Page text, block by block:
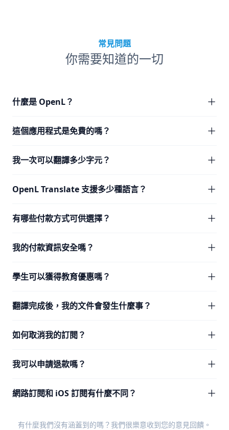
常見問題
你需要知道的一切
什麼是 OpenL？
這個應用程式是免費的嗎？
我一次可以翻譯多少字元？
OpenL Translate 支援多少種語言？
有哪些付款方式可供選擇？
我的付款資訊安全嗎？
學生可以獲得教育優惠嗎？
翻譯完成後，我的文件會發生什麼事？
如何取消我的訂閱？
我可以申請退款嗎？
網路訂閱和 iOS 訂閱有什麼不同？
有什麼我們沒有涵蓋到的嗎？我們很樂意收到您的意見回饋 。